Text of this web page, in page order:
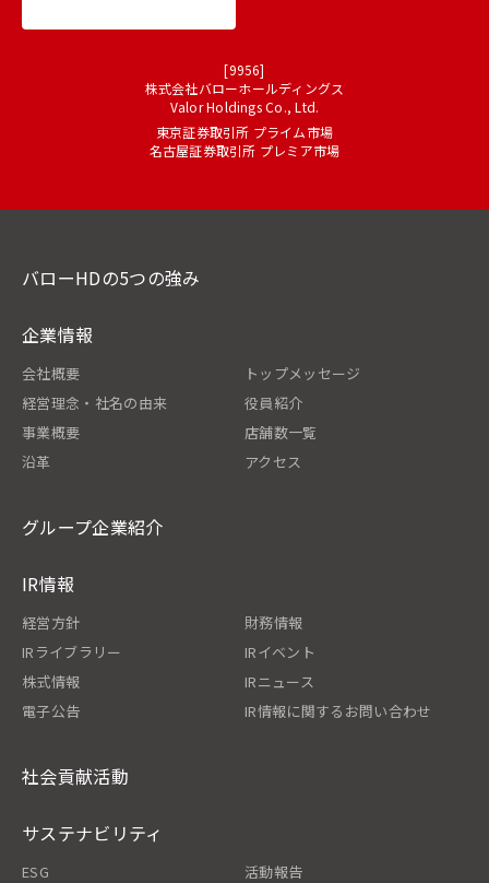
[9956]
株式会社バローホールディングス
Valor Holdings Co., Ltd.
東京証券取引所 プライム市場
名古屋証券取引所 プレミア市場
バローHDの5つの強み
企業情報
会社概要
トップメッセージ
経営理念・社名の由来
役員紹介
事業概要
店舗数一覧
沿革
アクセス
グループ企業紹介
IR情報
経営方針
財務情報
IRライブラリー
IRイベント
株式情報
IRニュース
電子公告
IR情報に関するお問い合わせ
社会貢献活動
サステナビリティ
ESG 活動報告